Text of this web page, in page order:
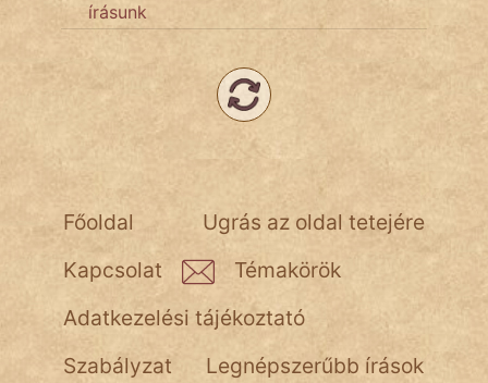
Hunor
vörös ördög
nagyöreg
NapHold
Név nélkül
írásunk
Ugrás az oldal tetejére
Főoldal
Kapcsolat
Témakörök
Adatkezelési tájékoztató
Szabályzat
Legnépszerűbb írások